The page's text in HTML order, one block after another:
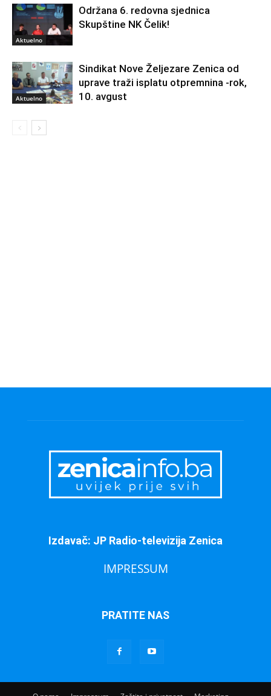
Aktuelno
Održana 6. redovna sjednica
Skupštine NK Čelik!
Aktuelno
Sindikat Nove Željezare Zenica od
uprave traži isplatu otpremnina -rok,
10. avgust
Izdavač: JP Radio-televizija Zenica
IMPRESSUM
PRATITE NAS